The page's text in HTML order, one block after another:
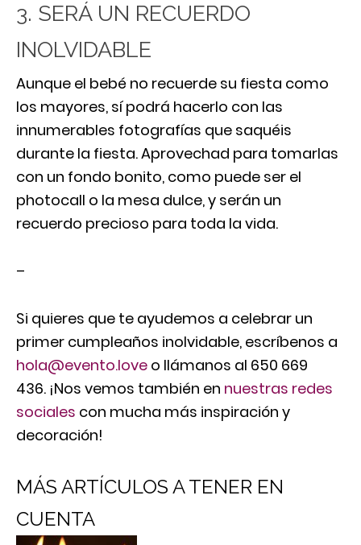
3. SERÁ UN RECUERDO
INOLVIDABLE
Aunque el bebé no recuerde su fiesta como
los mayores, sí podrá hacerlo con las
innumerables fotografías que saquéis
durante la fiesta. Aprovechad para tomarlas
con un fondo bonito, como puede ser el
photocall o la mesa dulce, y serán un
recuerdo precioso para toda la vida.
–
Si quieres que te ayudemos a celebrar un
primer cumpleaños inolvidable, escríbenos a
hola@evento.love o llámanos al 650 669
436. ¡Nos vemos también en nuestras redes
sociales con mucha más inspiración y
decoración!
MÁS ARTÍCULOS A TENER EN
CUENTA